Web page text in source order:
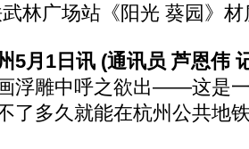
林广场站《阳光 葵园》材
5月1日讯 (通讯员 芦恩伟
浮雕中呼之欲出――这是
了多久就能在杭州公共地